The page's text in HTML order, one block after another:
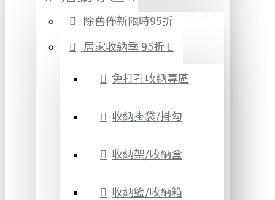
除舊佈新限時95折
居家收納季 95折
免打孔收納專區
收納掛袋/掛勾
收納架/收納盒
收納籃/收納箱